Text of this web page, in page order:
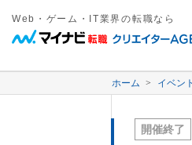
Web・ゲーム・IT業界の転職なら
ホーム イベン
開催終了